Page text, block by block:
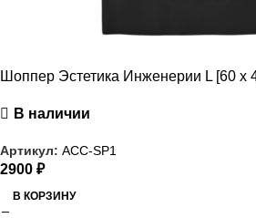
Шоппер Эстетика Инженерии L [60 x
В наличии
Артикул: ACC-SP1
2900 ₽
В КОРЗИНУ